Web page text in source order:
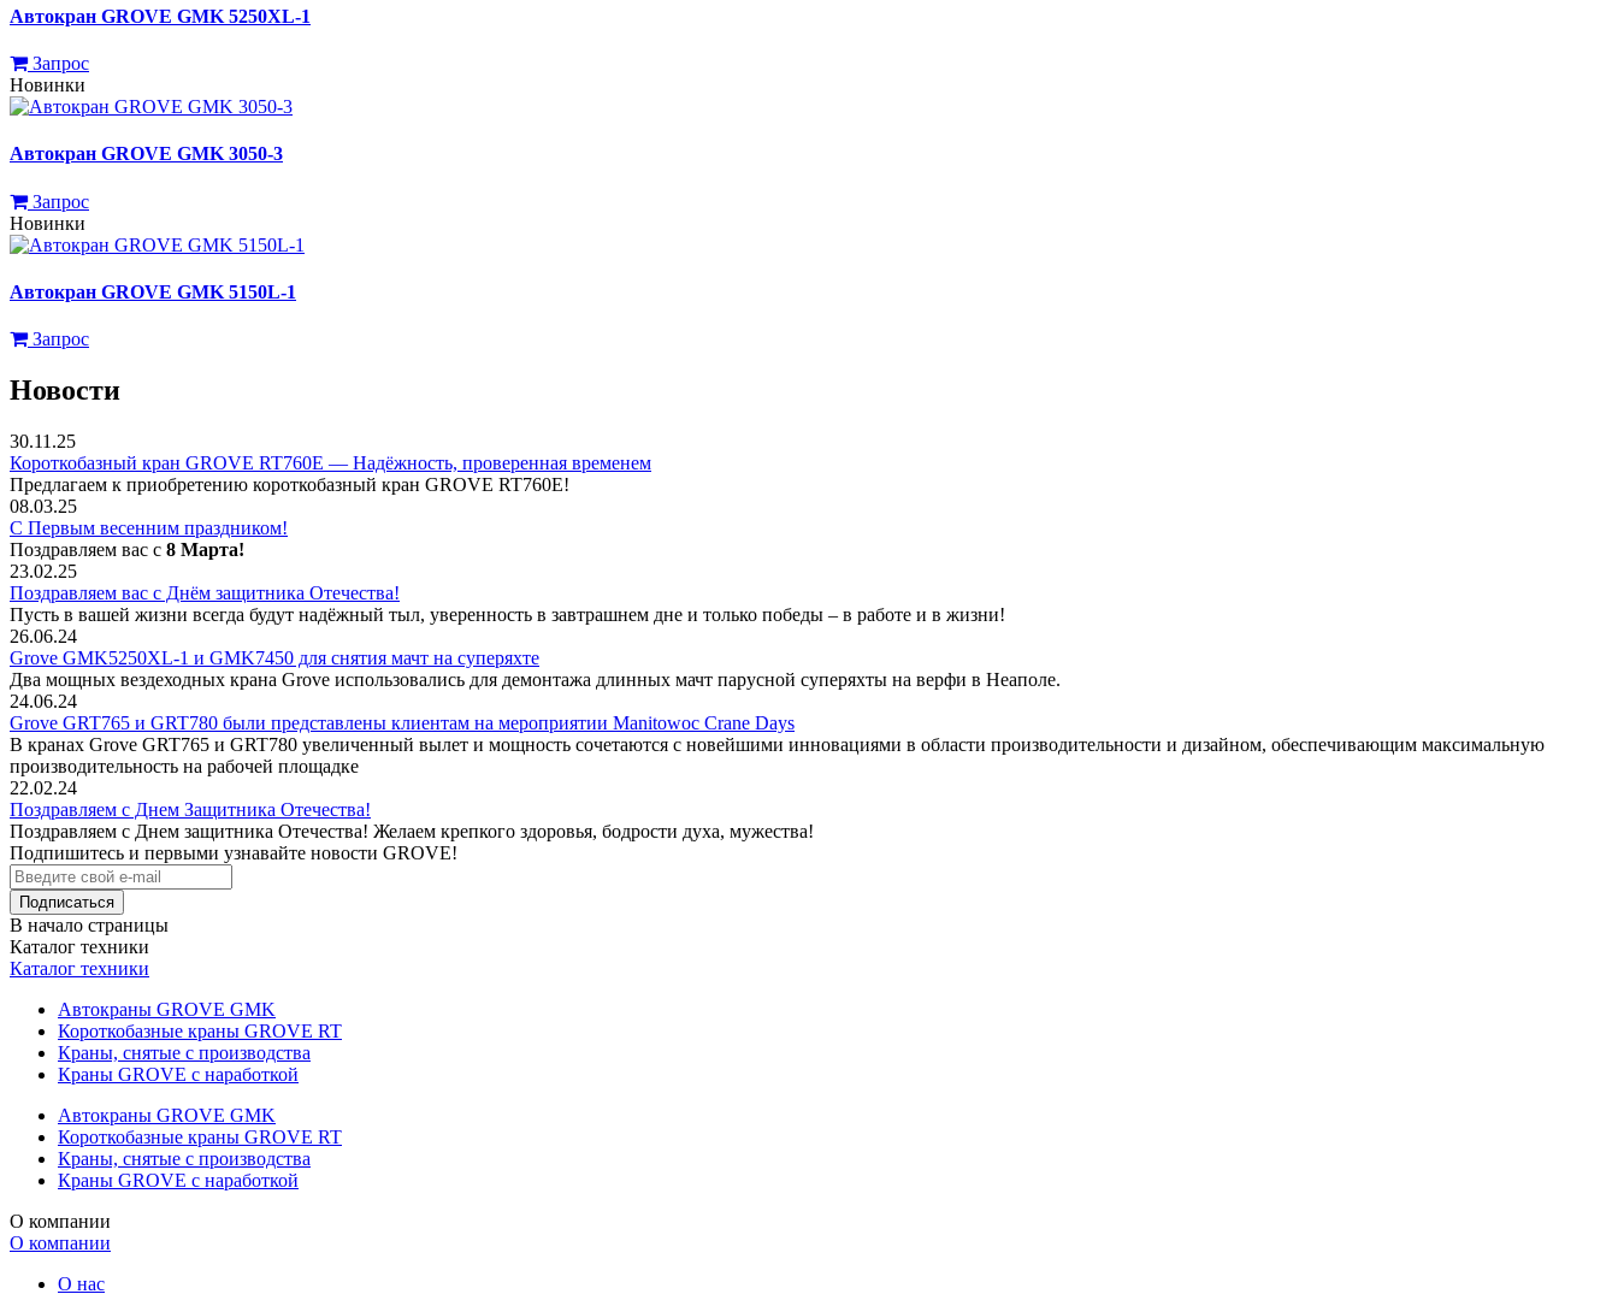
Автокран GROVE GMK 5250XL-1
Запрос
Новинки
Автокран GROVE GMK 3050-3
Запрос
Новинки
Автокран GROVE GMK 5150L-1
Запрос
Новости
30.11.25
Короткобазный кран GROVE RT760E — Надёжность, проверенная временем
Предлагаем к приобретению короткобазный кран GROVE RT760E!
08.03.25
С Первым весенним праздником!
Поздравляем вас с 8 Марта!
23.02.25
Поздравляем вас с Днём защитника Отечества!
Пусть в вашей жизни всегда будут надёжный тыл, уверенность в завтрашнем дне и только победы – в работе и в жизни!
26.06.24
Grove GMK5250XL-1 и GMK7450 для снятия мачт на суперяхте
Два мощных вездеходных крана Grove использовались для демонтажа длинных мачт парусной суперяхты на верфи в Неаполе.
24.06.24
Grove GRT765 и GRT780 были представлены клиентам на мероприятии Manitowoc Crane Days
В кранах Grove GRT765 и GRT780 увеличенный вылет и мощность сочетаются с новейшими инновациями в области производительности и дизайном, обеспечивающим максимальную
производительность на рабочей площадке
22.02.24
Поздравляем с Днем Защитника Отечества!
Поздравляем с Днем защитника Отечества! Желаем крепкого здоровья, бодрости духа, мужества!
Подпишитесь и первыми узнавайте новости GROVE!
В начало страницы
Каталог техники
Каталог техники
Автокраны GROVE GMK
Короткобазные краны GROVE RT
Краны, снятые с производства
Краны GROVE с наработкой
Автокраны GROVE GMK
Короткобазные краны GROVE RT
Краны, снятые с производства
Краны GROVE с наработкой
О компании
О компании
О нас